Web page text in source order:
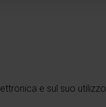
e sul suo utilizzo